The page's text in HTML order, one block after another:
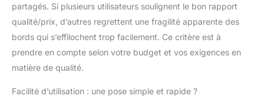
etre faite en 1 seule fois, les gazons
synthétiques ont des différences entre
chaque confection! Remarque Tolérance
de confection : + ou - 7% Tolérance de
découpe : +/- 5% décimales Si vous
recommandez le même modèle a 2 dates
Lors de votre première installation, un
partagés. Si plusieurs utilisateurs soulignent le bon rapport
qualité/prix, d’autres regrettent une fragilité apparente des
bords qui s’effilochent trop facilement. Ce critère est à
prendre en compte selon votre budget et vos exigences en
matière de qualité.
Facilité d’utilisation : une pose simple et rapide ?